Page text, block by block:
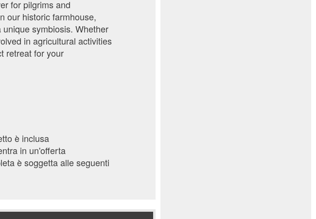
for pilgrims and
our historic farmhouse,
symbiosis. Whether
in agricultural activities
retreat for your
è inclusa
in un'offerta
è soggetta alle seguenti